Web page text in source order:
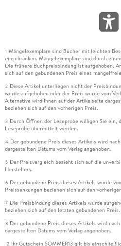
1 Mängelexemplare sind Bücher mit leichten
einschränken. Mängelexemplare sind durch
Die frühere Buchpreisbindung ist aufgehoben.
sich auf den gebundenen Preis eines
2 Diese Artikel unterliegen nicht der
wurde aufgehoben oder der Preis wurde vom
Alternative wird Ihnen auf der Artikelseite
beziehen sich auf den vorherigen Preis.
3 Durch Öffnen der Leseprobe willigen Sie ein,
Leseprobe übermittelt werden.
4 Der gebundene Preis dieses Artikels wird
dargestellten Datums vom Verlag angehoben.
5 Der Preisvergleich bezieht sich auf die
Herstellers.
6 Der gebundene Preis dieses Artikels wurde
Preissenkungen beziehen sich auf den
7 Die Preisbindung dieses Artikels wurde
beziehen sich auf den letzten gebundenen Preis.
8 Der gebundene Preis dieses Artikels wird
dargestellten Datums vom Verlag angehoben.
12 Ihr Gutschein SOMMER13 gilt bis